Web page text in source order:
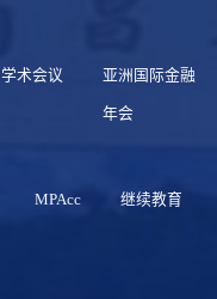
学术会议 亚洲国际金融
年会
MPAcc 继续教育